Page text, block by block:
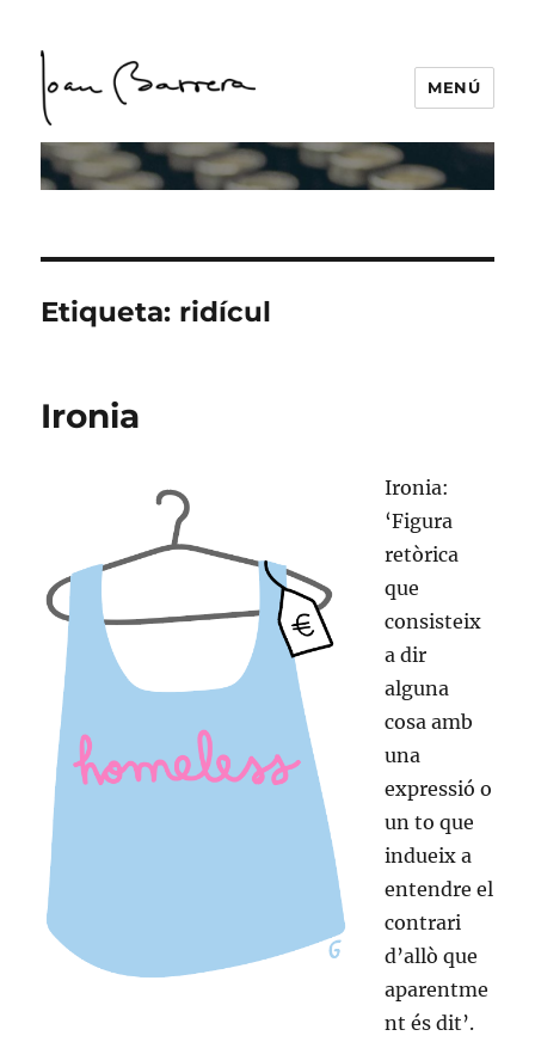
MENÚ
Etiqueta: ridícul
Ironia
Ironia:
‘Figura
retòrica
que
consisteix
a dir
alguna
cosa amb
una
expressió o
un to que
indueix a
entendre el
contrari
d’allò que
aparentme
nt és dit’.